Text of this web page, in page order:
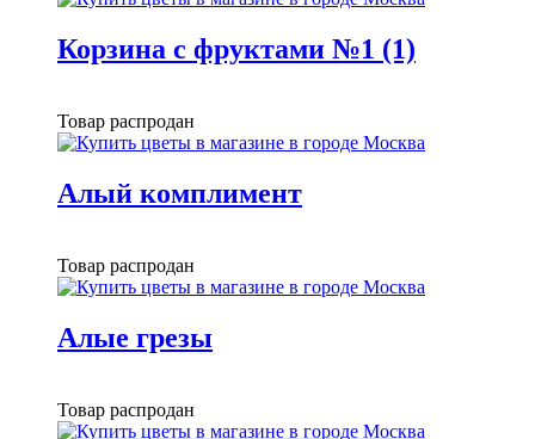
Корзина с фруктами №1 (1)
Товар распродан
Алый комплимент
Товар распродан
Алые грезы
Товар распродан